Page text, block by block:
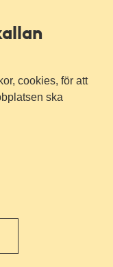
cookies, för att
ska